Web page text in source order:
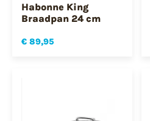
Habonne King
Braadpan 24 cm
€ 89,95